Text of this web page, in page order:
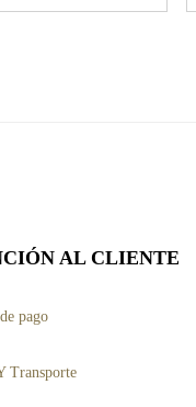
AL CLIENTE
pago
Transporte